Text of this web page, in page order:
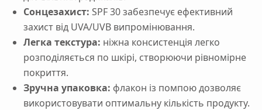
Сонцезахист: SPF 30 забезпечує ефективний
захист від UVA/UVB випромінювання.
Легка текстура: ніжна консистенція легко
розподіляється по шкірі, створюючи рівномірне
покриття.
Зручна упаковка: флакон із помпою дозволяє
використовувати оптимальну кількість продукту.